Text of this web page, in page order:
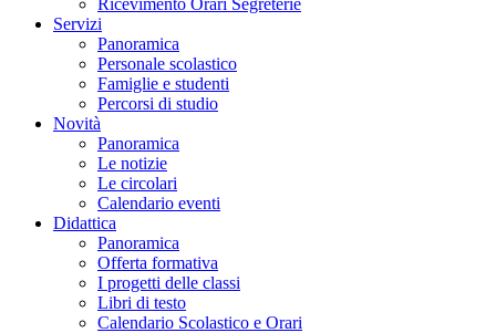
Ricevimento Orari Segreterie
Servizi
Panoramica
Personale scolastico
Famiglie e studenti
Percorsi di studio
Novità
Panoramica
Le notizie
Le circolari
Calendario eventi
Didattica
Panoramica
Offerta formativa
I progetti delle classi
Libri di testo
Calendario Scolastico e Orari